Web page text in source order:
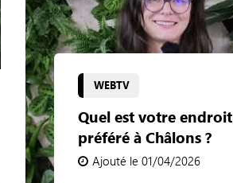
WEBTV
Quel est votre endroit
préféré à Châlons ?
Ajouté le 01/04/2026